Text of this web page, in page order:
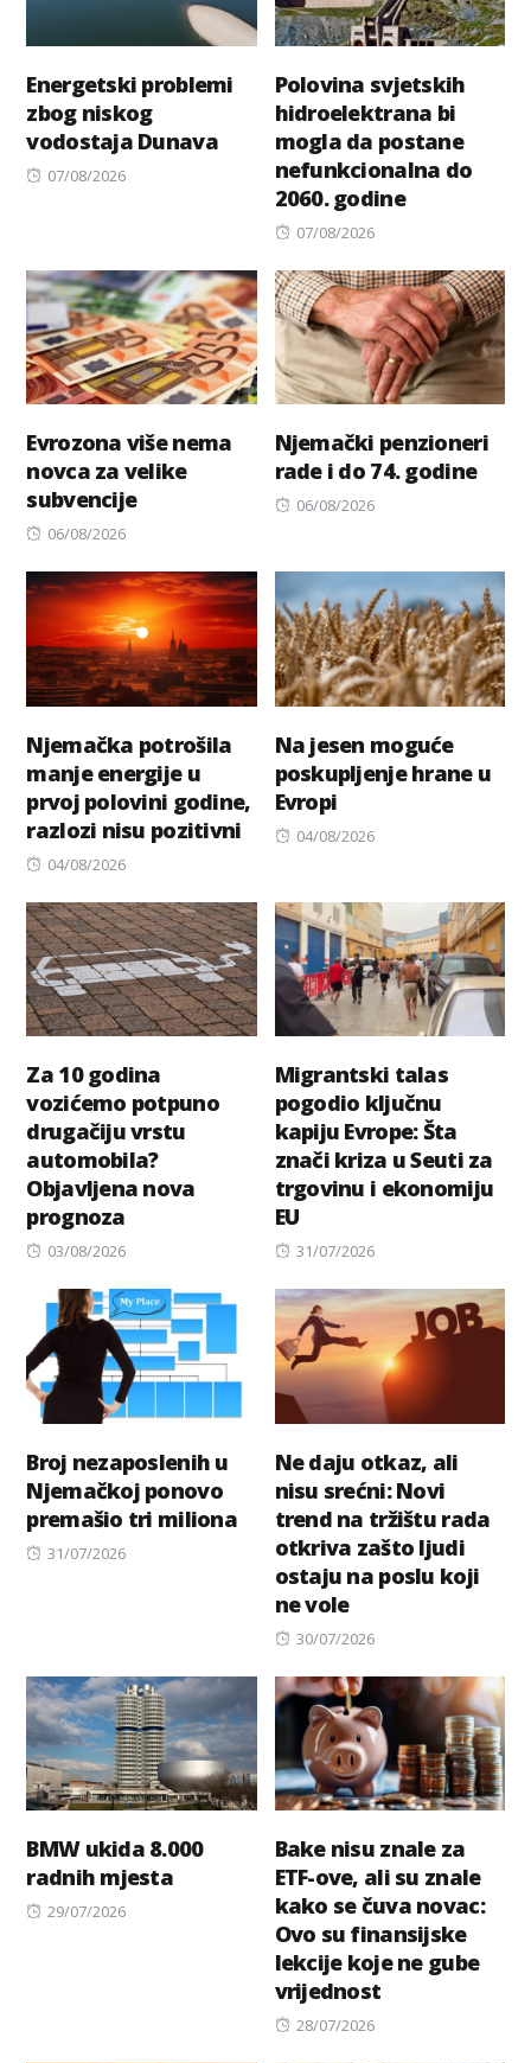
Energetski problemi
zbog niskog
vodostaja Dunava
Posted
07/08/2026
Polovina svjetskih
hidroelektrana bi
mogla da postane
nefunkcionalna do
2060. godine
Posted
07/08/2026
Evrozona više nema
novca za velike
subvencije
Posted
06/08/2026
Njemački penzioneri
rade i do 74. godine
Posted
06/08/2026
Njemačka potrošila
manje energije u
prvoj polovini godine,
razlozi nisu pozitivni
Posted
04/08/2026
Na jesen moguće
poskupljenje hrane u
Evropi
Posted
04/08/2026
Za 10 godina
vozićemo potpuno
drugačiju vrstu
automobila?
Objavljena nova
prognoza
Posted
03/08/2026
Migrantski talas
pogodio ključnu
kapiju Evrope: Šta
znači kriza u Seuti za
trgovinu i ekonomiju
EU
Posted
31/07/2026
Broj nezaposlenih u
Njemačkoj ponovo
premašio tri miliona
Posted
31/07/2026
Ne daju otkaz, ali
nisu srećni: Novi
trend na tržištu rada
otkriva zašto ljudi
ostaju na poslu koji
ne vole
Posted
30/07/2026
BMW ukida 8.000
radnih mjesta
Posted
29/07/2026
Bake nisu znale za
ETF-ove, ali su znale
kako se čuva novac:
Ovo su finansijske
lekcije koje ne gube
vrijednost
Posted
28/07/2026